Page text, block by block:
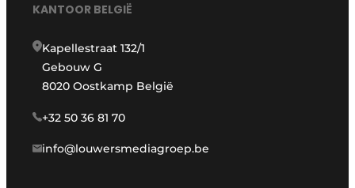
KANTOOR BELGIË
Kapellestraat 132/1
Gebouw G
8020 Oostkamp België
+32 50 36 81 70
info@louwersmediagroep.be